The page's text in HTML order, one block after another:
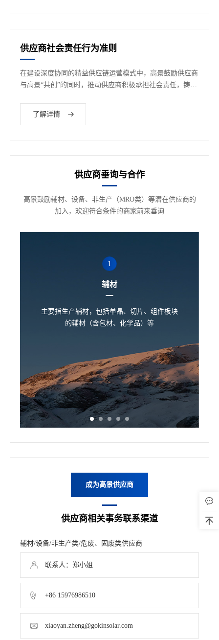
供应商社会责任行为准则
在建设深度协同的精益供应链运营模式中，高景鼓励供应商
与高景“共创”的同时，推动供应商积极承担社会责任，铸就
了解详情
供应商垂询与合作
高景鼓励辅材、设备、非生产（MRO类）等潜在供应商的
加入，欢迎符合条件的商家前来垂询
1
辅材
主要指生产辅材，包括单晶、切片、组件板块
的辅材（含包材、化学品）等
成为高景供应商
供应商相关事务联系渠道
辅材/设备/非生产类/危废、固废类供应商
联系人：郑小姐
+86 15976986510
xiaoyan.zheng@gokinsolar.com